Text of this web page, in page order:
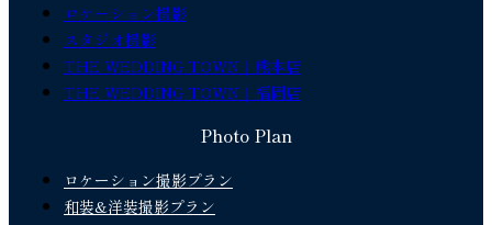
ロケーション撮影
スタジオ撮影
THE WEDDING TOWN｜熊本店
THE WEDDING TOWN｜福岡店
Photo Plan
ロケーション撮影プラン
和装&洋装撮影プラン